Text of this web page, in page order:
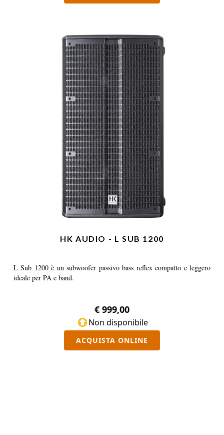
HK AUDIO - L SUB 1200
L Sub 1200 è un subwoofer passivo bass reflex compatto e leggero
ideale per PA e band.
€ 999,00
Non disponibile
ACQUISTA ONLINE